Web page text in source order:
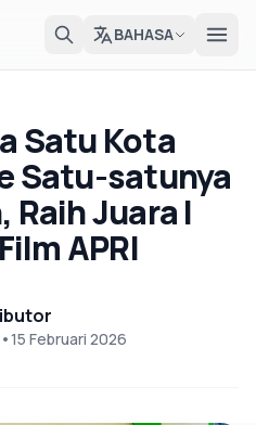
BAHASA
Satu Kota
Satu-satunya
Raih Juara I
APRI
•15 Februari 2026